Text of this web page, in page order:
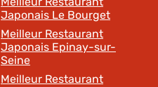
Japonais Le Bourget
Meilleur Restaurant
Japonais Epinay-sur-
Seine
Meilleur Restaurant